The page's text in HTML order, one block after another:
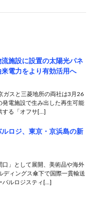
施設に設置の太陽光パネ
電力をより有効活用へ
ガスと三菱地所の両社は3月26
発電施設で生み出した再生可能
する「オフサ[…]
ルロジ、東京・京浜島の新
口」として展開、美術品や海外
ディングス傘下で国際一貫輸送
バルロジスティ[…]